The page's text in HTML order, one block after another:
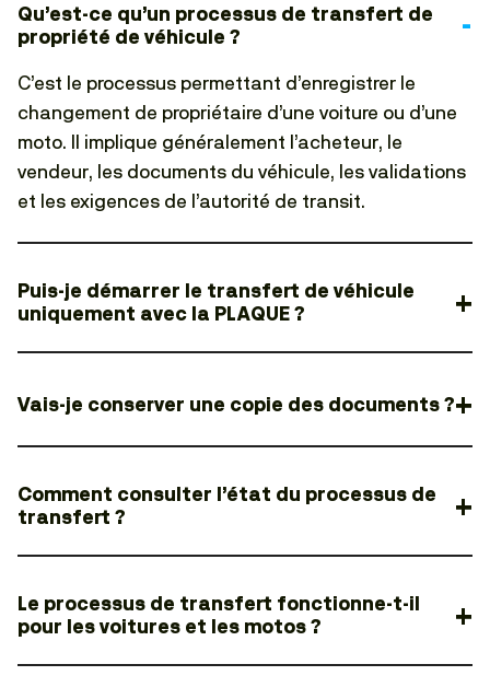
Qu’est-ce qu’un processus de transfert de
propriété de véhicule ?
C’est le processus permettant d’enregistrer le
changement de propriétaire d’une voiture ou d’une
moto. Il implique généralement l’acheteur, le
vendeur, les documents du véhicule, les validations
et les exigences de l’autorité de transit.
Puis-je démarrer le transfert de véhicule
uniquement avec la PLAQUE ?
Vais-je conserver une copie des documents ?
Comment consulter l’état du processus de
transfert ?
Le processus de transfert fonctionne-t-il
pour les voitures et les motos ?